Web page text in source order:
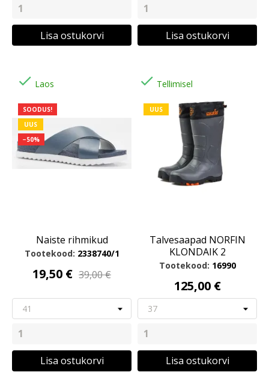
Lisa ostukorvi Lisa ostukorvi
 Laos
SOODUS!
UUS
−50%
Naiste rihmikud
Tootekood: 2338740/1
19,50 € 39,00 €
Lisa ostukorvi
 Tellimisel
UUS
Talvesaapad NORFIN
KLONDAIK 2
Tootekood: 16990
125,00 €
Lisa ostukorvi